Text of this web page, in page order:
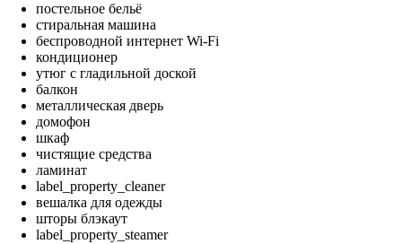
постельное бельё
стиральная машина
беспроводной интернет Wi-Fi
кондиционер
утюг с гладильной доской
балкон
металлическая дверь
домофон
шкаф
чистящие средства
ламинат
label_property_cleaner
вешалка для одежды
шторы блэкаут
label_property_steamer